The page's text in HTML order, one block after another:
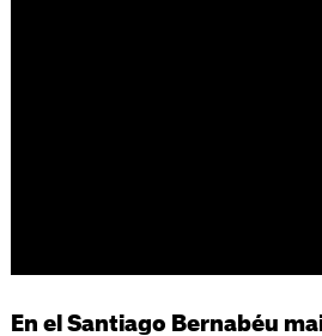
En el Santiago Bernabéu